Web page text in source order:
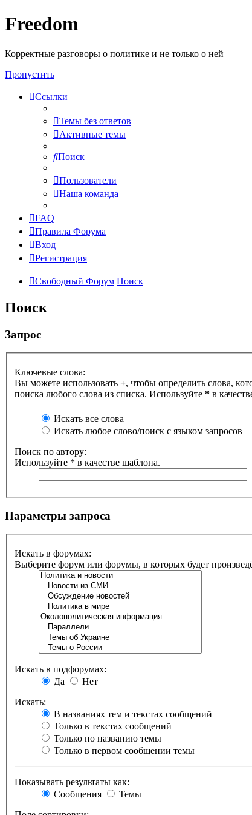
Freedom
Корректные разговоры о политике и не только о ней
Пропустить
Ссылки
Темы без ответов
Активные темы
Поиск
Пользователи
Наша команда
FAQ
Правила Форума
Вход
Регистрация
Свободный Форум Поиск
Поиск
Запрос
Ключевые слова:
Вы можете использовать +, чтобы определить слова,
поиска любого слова из списка. Используйте * в
Искать все слова
Искать любое слово/поиск с языком запросов
Поиск по автору:
Используйте * в качестве шаблона.
Параметры запроса
Искать в форумах:
Выберите форум или форумы, в которых будет
Искать в подфорумах:
Да
Нет
Искать:
В названиях тем и текстах сообщений
Только в текстах сообщений
Только по названию темы
Только в первом сообщении темы
Показывать результаты как:
Сообщения
Темы